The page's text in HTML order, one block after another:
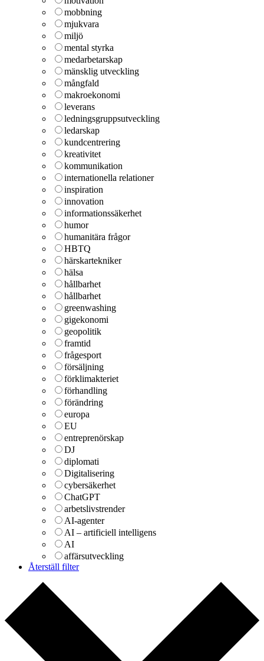
mobbning
mjukvara
miljö
mental styrka
medarbetarskap
mänsklig utveckling
mångfald
makroekonomi
leverans
ledningsgruppsutveckling
ledarskap
kundcentrering
kreativitet
kommunikation
internationella relationer
inspiration
innovation
informationssäkerhet
humor
humanitära frågor
HBTQ
härskartekniker
hälsa
hållbarhet
hållbarhet
greenwashing
gigekonomi
geopolitik
framtid
frågesport
försäljning
förklimakteriet
förhandling
förändring
europa
EU
entreprenörskap
DJ
diplomati
Digitalisering
cybersäkerhet
ChatGPT
arbetslivstrender
AI-agenter
AI – artificiell intelligens
AI
affärsutveckling
Återställ filter